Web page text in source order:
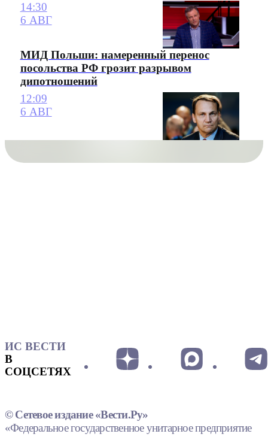
14:30
6 АВГ
МИД Польши: намеренный перенос
посольства РФ грозит разрывом
дипотношений
12:09
6 АВГ
ИС ВЕСТИ
В
СОЦСЕТЯХ
© Сетевое издание «Вести.Ру»
«Федеральное государственное унитарное предприятие